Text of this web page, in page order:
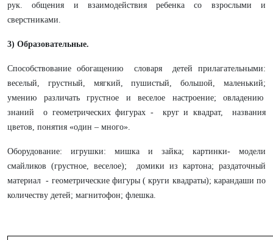
рук. общения и взаимодействия ребенка со взрослыми и
сверстниками.
3) Образовательные.
Способствование обогащению словаря детей прилагательными:
веселый, грустный, мягкий, пушистый, большой, маленький;
умению различать грустное и веселое настроение; овладению
знаний о геометрических фигурах - круг и квадрат, названия
цветов, понятия «один – много».
Оборудование: игрушки: мишка и зайка; картинки- модели
смайликов (грустное, веселое); домики из картона; раздаточный
материал - геометрические фигуры ( круги квадраты); карандаши по
количеству детей; магнитофон; флешка.